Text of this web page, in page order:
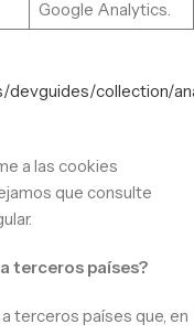
Google Analytics.
devguides/collection/
a las cookies
que consulte
terceros países?
terceros países que, en